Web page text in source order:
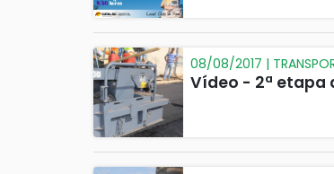
08/08/2017 |
Vídeo - 2ª etapa